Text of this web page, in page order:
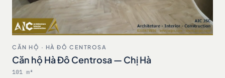
CĂN HỘ · HÀ ĐÔ CENTROSA
Căn hộ Hà Đô Centrosa — Chị Hà
101 m²